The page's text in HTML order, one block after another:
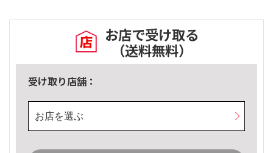
お店で受け取る
（送料無料）
受け取り店舗：
お店を選ぶ